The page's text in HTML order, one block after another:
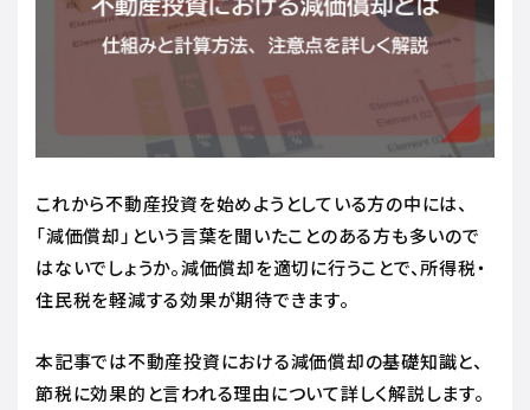
これから不動産投資を始めようとしている方の中には、
「減価償却」という言葉を聞いたことのある方も多いので
はないでしょうか。減価償却を適切に行うことで、所得税・
住民税を軽減する効果が期待できます。
本記事では不動産投資における減価償却の基礎知識と、
節税に効果的と言われる理由について詳しく解説します。